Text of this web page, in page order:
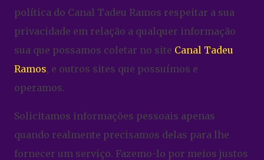
política do Canal Tadeu Ramos respeitar a sua
privacidade em relação a qualquer informação
sua que possamos coletar no site Canal Tadeu
Ramos, e outros sites que possuímos e
operamos.
Solicitamos informações pessoais apenas
quando realmente precisamos delas para lhe
fornecer um serviço. Fazemo-lo por meios justos